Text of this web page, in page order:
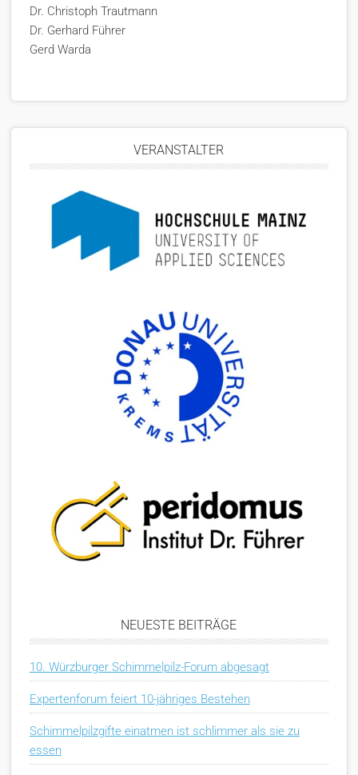
Dr. Christoph Trautmann
Dr. Gerhard Führer
Gerd Warda
VERANSTALTER
NEUESTE BEITRÄGE
10. Würzburger Schimmelpilz-Forum abgesagt
Expertenforum feiert 10-jähriges Bestehen
Schimmelpilzgifte einatmen ist schlimmer als sie zu
essen